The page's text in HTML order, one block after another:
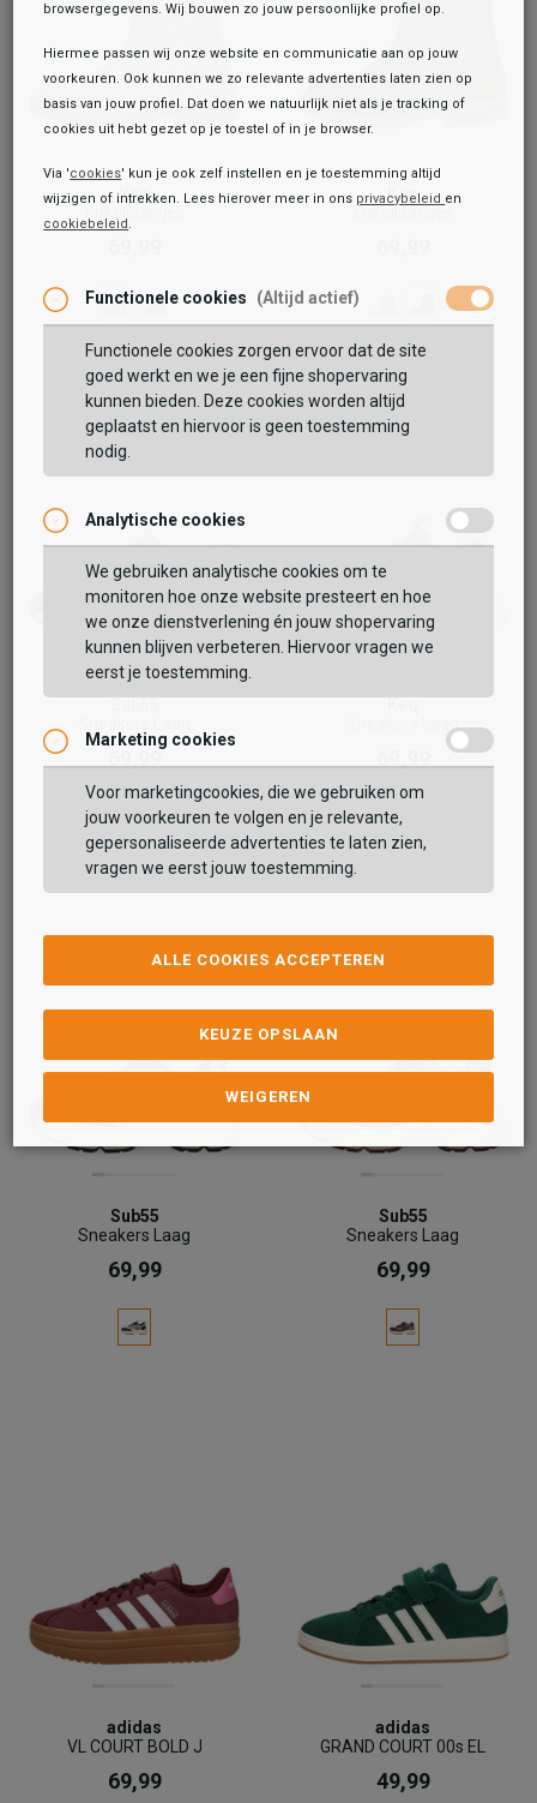
Toegevoegd aan je winkeltas!
BEKIJK WINKELTAS
VERDER WINKELEN
Vaak samen gekocht met
Keq
Keq
69,99
Sneakers Laag
Sub55
Sneakers Laag
69,99
Sub55
Sneakers Laag
69,99
adidas
VL COURT BOLD J
69,99
adidas
GRAND COURT 00s EL
49,99
browsergegevens. Wij bouwen zo jouw persoonlijke profiel op.
Hiermee passen wij onze website en communicatie aan op jouw
voorkeuren. Ook kunnen we zo relevante advertenties laten zien op
basis van jouw profiel. Dat doen we natuurlijk niet als je tracking of
cookies uit hebt gezet op je toestel of in je browser.
Via 'cookies' kun je ook zelf instellen en je toestemming altijd
wijzigen of intrekken. Lees hierover meer in ons privacybeleid en
cookiebeleid .
Functionele cookies (Altijd actief)
Functionele cookies zorgen ervoor dat de site
goed werkt en we je een fijne shopervaring
kunnen bieden. Deze cookies worden altijd
geplaatst en hiervoor is geen toestemming
nodig.
Analytische cookies
We gebruiken analytische cookies om te
monitoren hoe onze website presteert en hoe
we onze dienstverlening én jouw shopervaring
kunnen blijven verbeteren. Hiervoor vragen we
eerst je toestemming.
Marketing cookies
Voor marketingcookies, die we gebruiken om
jouw voorkeuren te volgen en je relevante,
gepersonaliseerde advertenties te laten zien,
vragen we eerst jouw toestemming.
ALLE COOKIES ACCEPTEREN
KEUZE OPSLAAN
WEIGEREN